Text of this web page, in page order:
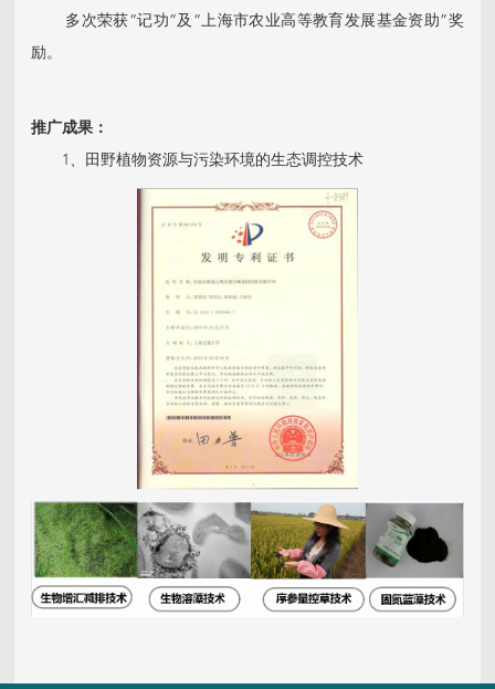
多次荣获“记功”及“上海市农业高等教育发展基金资助”奖
励。
推广成果：
1、田野植物资源与污染环境的生态调控技术